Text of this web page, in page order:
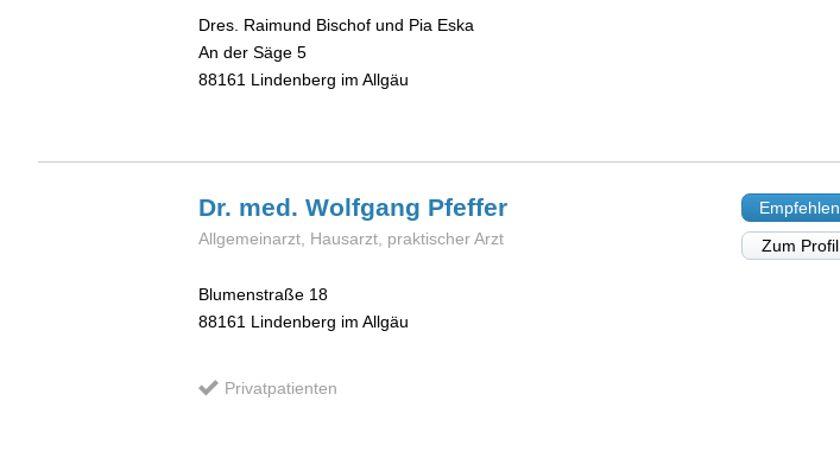
Dres. Raimund Bischof und Pia Eska
An der Säge 5
88161 Lindenberg im Allgäu
Dr. med. Wolfgang Pfeffer
Allgemeinarzt, Hausarzt, praktischer Arzt
Blumenstraße 18
88161 Lindenberg im Allgäu
Privatpatienten
Empfehlen
Zum Profil